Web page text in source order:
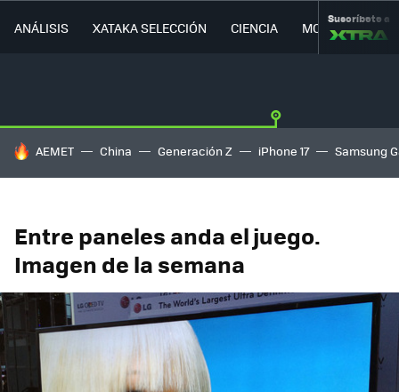
ANÁLISIS XATAKA SELECCIÓN CIENCIA MOVILIDAD
Suscríbete a
HOY SE HABLA DE
AEMET China Generación Z iPhone 17 Samsung
Entre paneles anda el juego.
Imagen de la semana